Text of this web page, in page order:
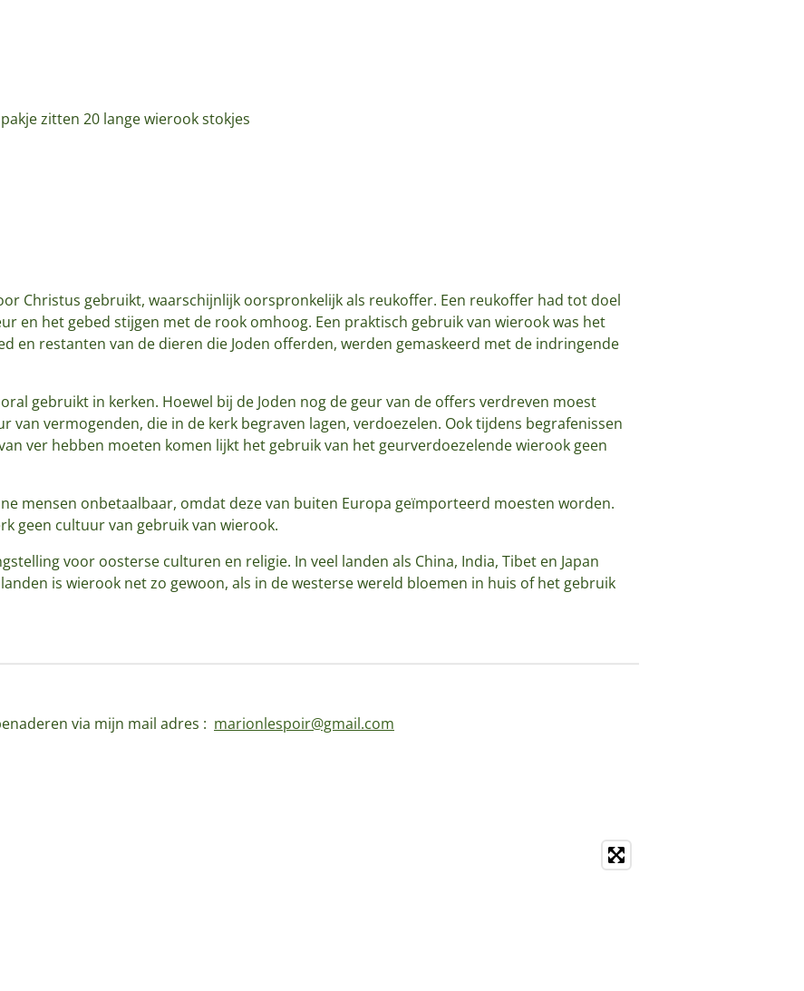
zitten 20 lange wierook stokjes
Christus gebruikt, waarschijnlijk oorspronkelijk als reukoffer. Een reukoffer had tot doel
en het gebed stijgen met de rook omhoog. Een praktisch gebruik van wierook was het
en restanten van de dieren die Joden offerden, werden gemaskeerd met de indringende
gebruikt in kerken. Hoewel bij de Joden nog de geur van de offers verdreven moest
van vermogenden, die in de kerk begraven lagen, verdoezelen. Ook tijdens begrafenissen
ver hebben moeten komen lijkt het gebruik van het geurverdoezelende wierook geen
mensen onbetaalbaar, omdat deze van buiten Europa geïmporteerd moesten worden.
geen cultuur van gebruik van wierook.
voor oosterse culturen en religie. In veel landen als China, India, Tibet en Japan
is wierook net zo gewoon, als in de westerse wereld bloemen in huis of het gebruik
via mijn mail adres : marionlespoir@gmail.com